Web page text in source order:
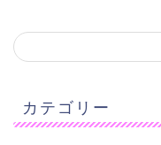
カテゴリー